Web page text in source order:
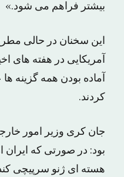
بیشتر فراهم می شود.»
این سخنان در حالی
آمریکایی در هفته های
آماده بودن همه گزینه
کردند.
جان کری وزیر امور
بود: در صورتی که ایران
هسته ای ژنو سرپیچی